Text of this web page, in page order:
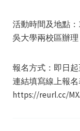
活動時間及地點：
吳大學兩校區辦理
報名方式：即日
連結填寫線上報
https://reurl.cc/